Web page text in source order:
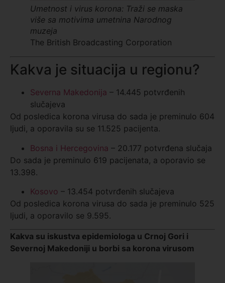
Umetnost i virus korona: Traži se maska
više sa motivima umetnina Narodnog
muzeja
The British Broadcasting Corporation
Kakva je situacija u regionu?
Severna Makedonija – 14.445 potvrđenih
slučajeva
Od posledica korona virusa do sada je preminulo 604
ljudi, a oporavila su se 11.525 pacijenta.
Bosna i Hercegovina – 20.177 potvrđena slučaja
Do sada je preminulo 619 pacijenata, a oporavio se
13.398.
Kosovo – 13.454 potvrđenih slučajeva
Od posledica korona virusa do sada je preminulo 525
ljudi, a oporavilo se 9.595.
Kakva su iskustva epidemiologa u Crnoj Gori i
Severnoj Makedoniji u borbi sa korona virusom